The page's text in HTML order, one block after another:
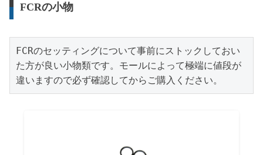
FCRの小物
FCRのセッティングについて事前にストックしておい
た方が良い小物類です。モールによって極端に値段が
違いますので必ず確認してからご購入ください。